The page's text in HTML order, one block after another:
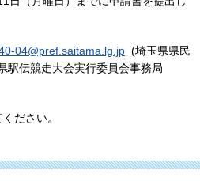
04@pref.saitama.lg.jp(埼玉県県民
駅伝競走大会実行委員会事務局
ださい。